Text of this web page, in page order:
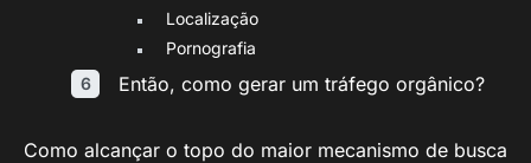
Localização
Pornografia
Então, como gerar um tráfego orgânico?
Como alcançar o topo do maior mecanismo de busca